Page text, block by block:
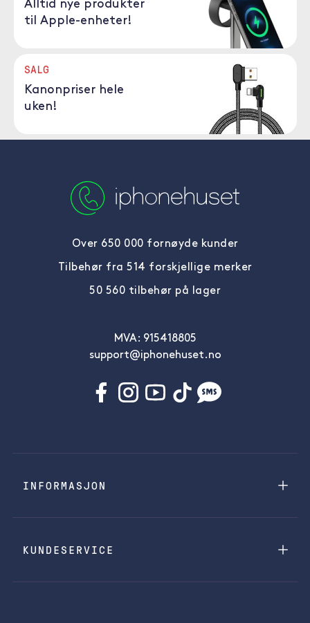
Alltid nye produkter
til Apple-enheter!
SALG
Kanonpriser hele
uken!
Over 650 000 fornøyde kunder
Tilbehør fra 514 forskjellige merker
50 560 tilbehør på lager
MVA: 915418805
support@iphonehuset.no
INFORMASJON
KUNDESERVICE